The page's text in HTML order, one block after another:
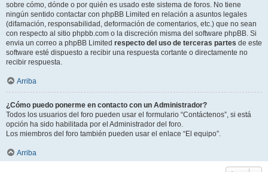
sobre cómo, dónde o por quién es usado este sistema de foros. No tiene
ningún sentido contactar con phpBB Limited en relación a asuntos legales
(difamación, responsabilidad, deformación de comentarios, etc.) que no sean
con respecto al sitio phpbb.com o la discreción misma del software phpBB. Si
envia un correo a phpBB Limited respecto del uso de terceras partes de este
software esté dispuesto a recibir una respuesta cortante o directamente no
recibir respuesta.
Arriba
¿Cómo puedo ponerme en contacto con un Administrador?
Todos los usuarios del foro pueden usar el formulario “Contáctenos”, si está
opción ha sido habilitada por el Administrador del foro.
Los miembros del foro también pueden usar el enlace “El equipo”.
Arriba